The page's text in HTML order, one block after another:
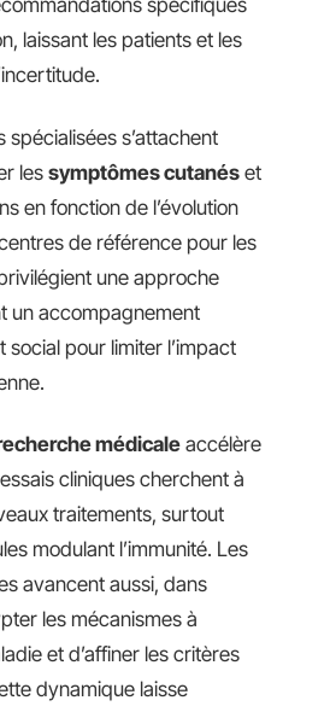
spécifiques
laissant les patients et les
spécialisées s’attachent
les symptômes cutanés et
en fonction de l’évolution
de référence pour les
une approche
un accompagnement
social pour limiter l’impact
médicale accélère
cliniques cherchent à
traitements, surtout
modulant l’immunité. Les
avancent aussi, dans
les mécanismes à
et d’affiner les critères
dynamique laisse